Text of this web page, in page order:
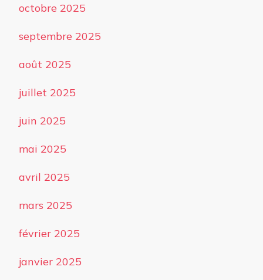
octobre 2025
septembre 2025
août 2025
juillet 2025
juin 2025
mai 2025
avril 2025
mars 2025
février 2025
janvier 2025